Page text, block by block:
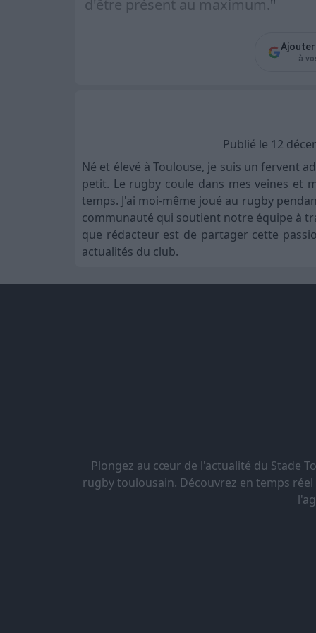
d'être présent au maximum."
Ajouter
à
Publié le 12
Né et élevé à Toulouse, je suis un fervent
petit. Le rugby coule dans mes veines et
temps. J'ai moi-même joué au rugby
communauté qui soutient notre équipe à
que rédacteur est de partager cette
actualités du club.
Plongez au cœur de l'actualité du Stade
rugby toulousain. Découvrez en temps